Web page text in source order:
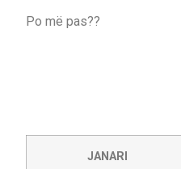
Po më pas??
JANARI